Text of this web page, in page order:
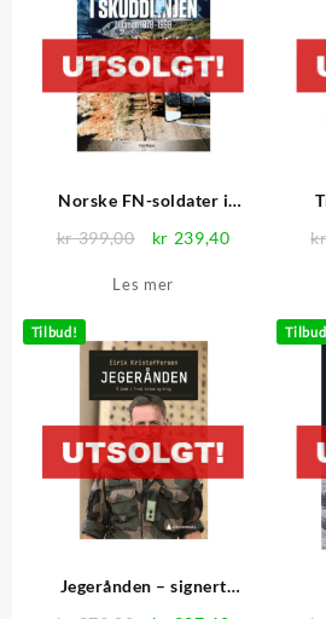
Norske FN-soldater i
kr399,00
Opprinnelig
var:
kr 239,40Nåværende
Les mer
Tilbud!
Jegerånden – signert